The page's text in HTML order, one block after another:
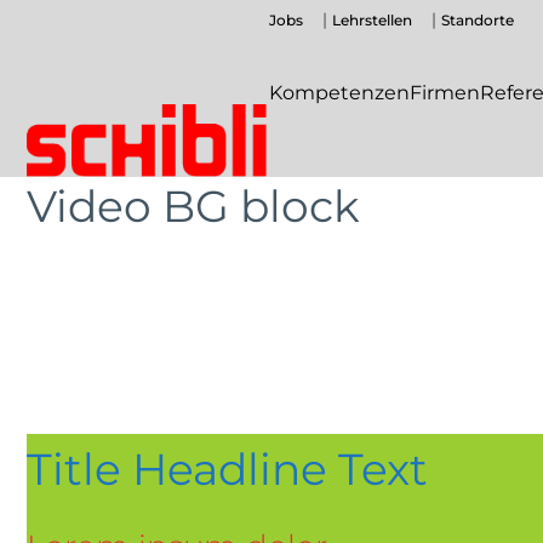
Schibli-
Gruppe
Schibli-
Gruppe
Jobs Lehrstellen Standorte
KompetenzenFirmen
Video BG block
Title Headline Text